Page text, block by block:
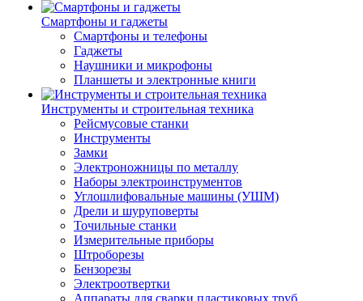
Смартфоны и гаджеты
Смартфоны и телефоны
Гаджеты
Наушники и микрофоны
Планшеты и электронные книги
Инструменты и строительная техника
Рейсмусовые станки
Инструменты
Замки
Электроножницы по металлу
Наборы электроинструментов
Углошлифовальные машины (УШМ)
Дрели и шуруповерты
Точильные станки
Измерительные приборы
Штроборезы
Бензорезы
Электроотвертки
Аппараты для сварки пластиковых труб